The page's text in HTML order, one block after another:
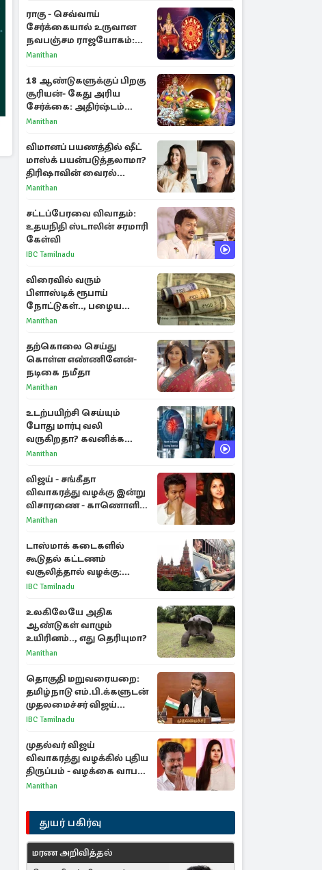
ராகு - செவ்வாய்
சேர்க்கையால் உருவான
நவபஞ்சம ராஜயோகம்:
அதிர்ஷ்டம் பெறும் 3
Manithan
18 ஆண்டுகளுக்குப் பிறகு
சூரியன்- கேது அரிய
சேர்க்கை: அதிர்ஷ்டம்
பெறும் 3 ராசிகள்!
Manithan
விமானப் பயணத்தில் ஷீட்
மாஸ்க் பயன்படுத்தலாமா?
திரிஷாவின் வைரல்
செல்ஃபிக்கு மருத்துவர்
Manithan
சட்டப்பேரவை விவாதம்:
உதயநிதி ஸ்டாலின் சரமாரி
கேள்வி
IBC Tamilnadu
விரைவில் வரும்
பிளாஸ்டிக் ரூபாய்
நோட்டுகள்.., பழைய
காகித நோட்டுகள்
Manithan
தற்கொலை செய்து
கொள்ள எண்ணினேன்-
நடிகை நமீதா
Manithan
உடற்பயிற்சி செய்யும்
போது மார்பு வலி
வருகிறதா? கவனிக்க
வேண்டிய எச்சரிக்கை
Manithan
விஜய் - சங்கீதா
விவாகரத்து வழக்கு இன்று
விசாரணை - காணொளி
மூலம் ஆஜராக வாய்ப்பு
Manithan
டாஸ்மாக் கடைகளில்
கூடுதல் கட்டணம்
வசூலித்தால் வழக்கு:
சென்னை உயர்நீதிமன்றம்
IBC Tamilnadu
உலகிலேயே அதிக
ஆண்டுகள் வாழும்
உயிரினம்.., எது தெரியுமா?
Manithan
தொகுதி மறுவரையறை:
தமிழ்நாடு எம்.பி.க்களுடன்
முதலமைச்சர் விஜய்
ஆலோசனை
IBC Tamilnadu
முதல்வர் விஜய்
விவாகரத்து வழக்கில் புதிய
திருப்பம் - வழக்கை வாபஸ்
பெற்ற சங்கீதா!
Manithan
துயர் பகிர்வு
மரண அறிவித்தல்